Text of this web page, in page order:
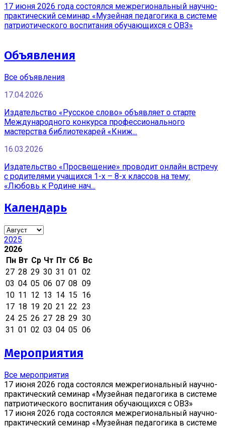
17 июня 2026 года состоялся межрегиональный научно-
практический семинар «Музейная педагогика в системе
патриотического воспитания обучающихся с ОВЗ»
Объявления
Все объявления
17.04.2026
Издательство «Русское слово» объявляет о старте
Международного конкурса профессионального
мастерства библиотекарей «Книж...
16.03.2026
Издательство «Просвещение» проводит онлайн встречу
с родителями учащихся 1-х – 8-х классов на тему:
«Любовь к Родине нач...
Календарь
2025
2026
Пн Вт Ср Чт Пт Сб Вс
27 28 29 30 31 01 02
03 04 05 06 07 08 09
10 11 12 13 14 15 16
17 18 19 20 21 22 23
24 25 26 27 28 29 30
31 01 02 03 04 05 06
Мероприятия
Все мероприятия
17 июня 2026 года состоялся межрегиональный научно-
практический семинар «Музейная педагогика в системе
патриотического воспитания обучающихся с ОВЗ»
17 июня 2026 года состоялся межрегиональный научно-
практический семинар «Музейная педагогика в системе